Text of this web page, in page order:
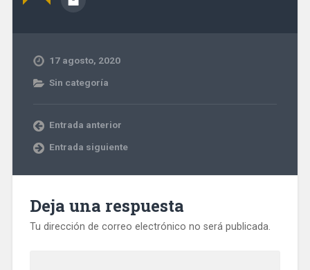
17 agosto, 2020
Sin categoría
Entrada anterior
Entrada siguiente
Deja una respuesta
Tu dirección de correo electrónico no será publicada.